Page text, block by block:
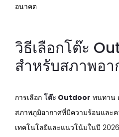
อนาคต
วิธีเลือกโต๊ะ
สำหรับสภาพอ
การเลือก โต๊ะ Outdoor ทนทาน
สภาพภูมิอากาศที่มีความร้อนและ
เทคโนโลยีและแนวโน้มในปี